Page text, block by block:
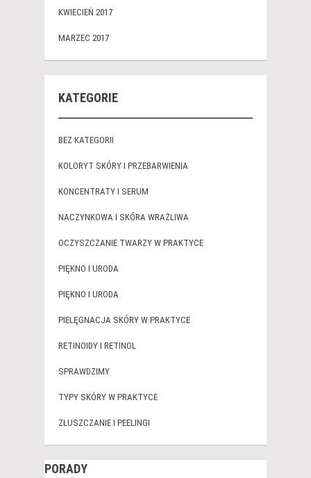
KWIECIEŃ 2017
MARZEC 2017
KATEGORIE
BEZ KATEGORII
KOLORYT SKÓRY I PRZEBARWIENIA
KONCENTRATY I SERUM
NACZYNKOWA I SKÓRA WRAŻLIWA
OCZYSZCZANIE TWARZY W PRAKTYCE
PIĘKNO I URODA
PIĘKNO I URODA
PIELĘGNACJA SKÓRY W PRAKTYCE
RETINOIDY I RETINOL
SPRAWDZIMY
TYPY SKÓRY W PRAKTYCE
ZŁUSZCZANIE I PEELINGI
PORADY